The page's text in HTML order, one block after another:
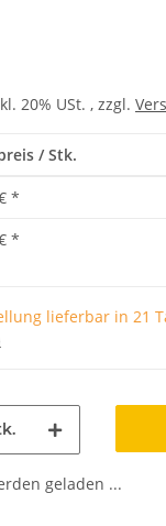
20% USt. , zzgl.
/ Stk.
*
*
lieferbar in 21
geladen ...